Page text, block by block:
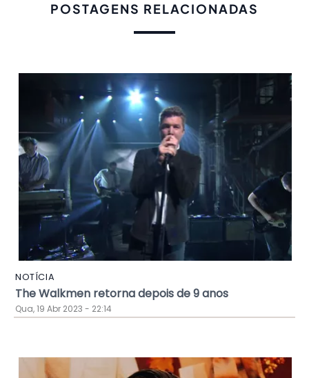
POSTAGENS RELACIONADAS
NOTÍCIA
The Walkmen retorna depois de 9 anos
Qua, 19 Abr 2023 - 22:14